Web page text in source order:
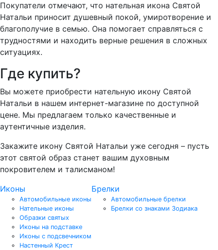
Покупатели отмечают, что нательная икона Святой
Натальи приносит душевный покой, умиротворение и
благополучие в семью. Она помогает справляться с
трудностями и находить верные решения в сложных
ситуациях.
Где купить?
Вы можете приобрести нательную икону Святой
Натальи в нашем интернет-магазине по доступной
цене. Мы предлагаем только качественные и
аутентичные изделия.
Закажите икону Святой Натальи уже сегодня – пусть
этот святой образ станет вашим духовным
покровителем и талисманом!
Иконы
Автомобильные иконы
Нательные иконы
Образки святых
Иконы на подставке
Иконы с подсвечником
Настенный Крест
Брелки
Автомобильные брелки
Брелки со знаками Зодиака